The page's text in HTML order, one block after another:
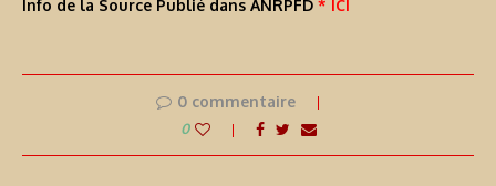
Info de la Source Publié dans ANRPFD * ICI
0 commentaire
0